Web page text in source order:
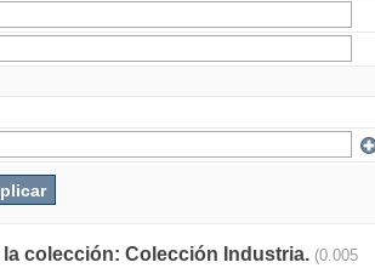
colección: Colección Industria. (0.005